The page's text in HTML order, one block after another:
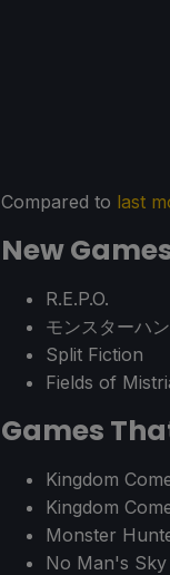
Compared to last
New
R.E.P.O.
モンスターハ
Split Fiction
Fields of
Games
Kingdom
Kingdom
Monster
No Man's Sky